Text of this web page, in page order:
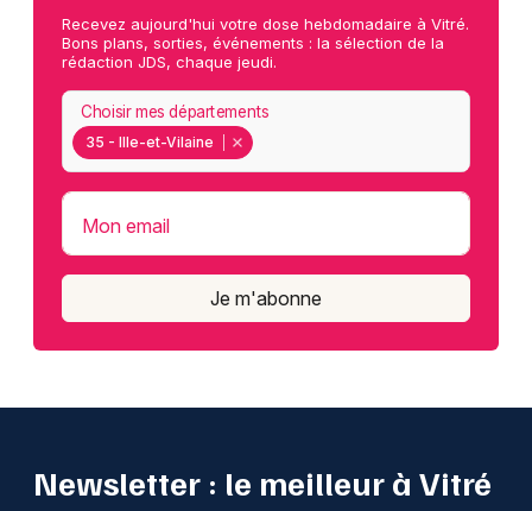
Recevez aujourd'hui votre dose hebdomadaire à Vitré.
Bons plans, sorties, événements : la sélection de la
rédaction JDS, chaque jeudi.
35 - Ille-et-Vilaine
Choisir mes départements
Mon email
Je m'abonne
Newsletter : le meilleur à Vitré